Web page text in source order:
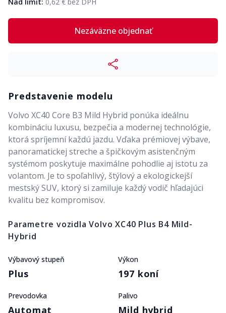
Nezáväzne objednať
Predstavenie modelu
Volvo XC40 Core B3 Mild Hybrid ponúka ideálnu
kombináciu luxusu, bezpečia a modernej technológie,
ktorá spríjemní každú jazdu. Vďaka prémiovej výbave,
panoramatickej streche a špičkovým asistenčným
systémom poskytuje maximálne pohodlie aj istotu za
volantom. Je to spoľahlivý, štýlový a ekologickejší
mestský SUV, ktorý si zamiluje každý vodič hľadajúci
kvalitu bez kompromisov.
Parametre vozidlaVolvo XC40 Plus B4 Mild-
Hybrid
Výbavový stupeň
Plus
Výkon
197 koní
Prevodovka
Automat
Palivo
Mild hybrid